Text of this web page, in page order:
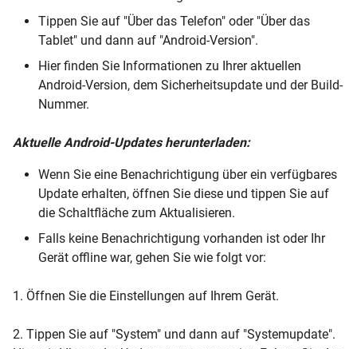
Tippen Sie auf "Über das Telefon" oder "Über das
Tablet" und dann auf "Android-Version".
Hier finden Sie Informationen zu Ihrer aktuellen
Android-Version, dem Sicherheitsupdate und der Build-
Nummer.
Aktuelle Android-Updates herunterladen:
Wenn Sie eine Benachrichtigung über ein verfügbares
Update erhalten, öffnen Sie diese und tippen Sie auf
die Schaltfläche zum Aktualisieren.
Falls keine Benachrichtigung vorhanden ist oder Ihr
Gerät offline war, gehen Sie wie folgt vor:
1. Öffnen Sie die Einstellungen auf Ihrem Gerät.
2. Tippen Sie auf "System" und dann auf "Systemupdate".